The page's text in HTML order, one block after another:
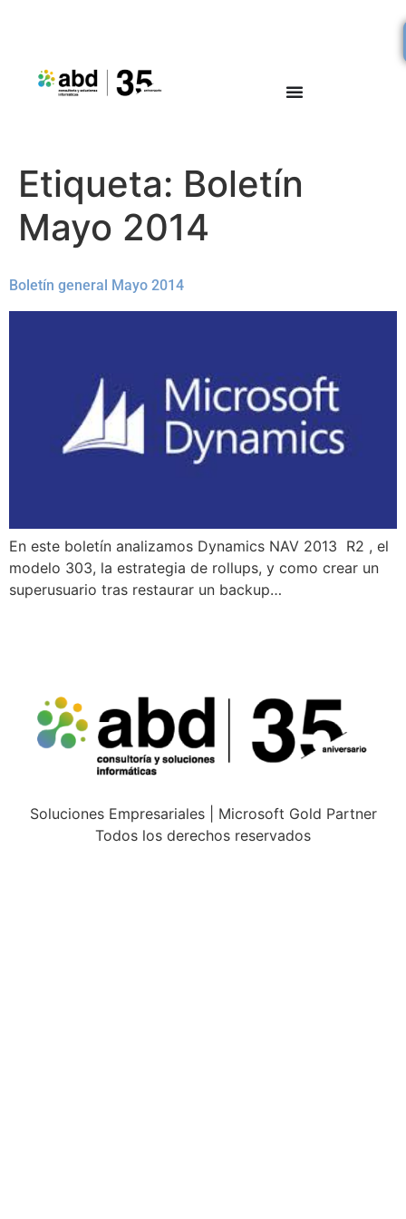
Etiqueta: Boletín
Mayo 2014
Boletín general Mayo 2014
En este boletín analizamos Dynamics NAV 2013 R2 , el
modelo 303, la estrategia de rollups, y como crear un
superusuario tras restaurar un backup…
Soluciones Empresariales | Microsoft Gold Partner
Todos los derechos reservados